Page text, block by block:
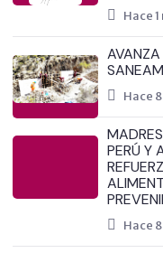
Hace
Hace
PERÚ Y
Hace